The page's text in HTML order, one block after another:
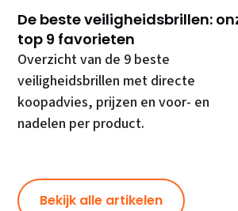
De beste veiligheidsbrillen:
top 9 favorieten
Overzicht van de 9 beste
veiligheidsbrillen met directe
koopadvies, prijzen en voor- en
nadelen per product.
Bekijk alle artikelen